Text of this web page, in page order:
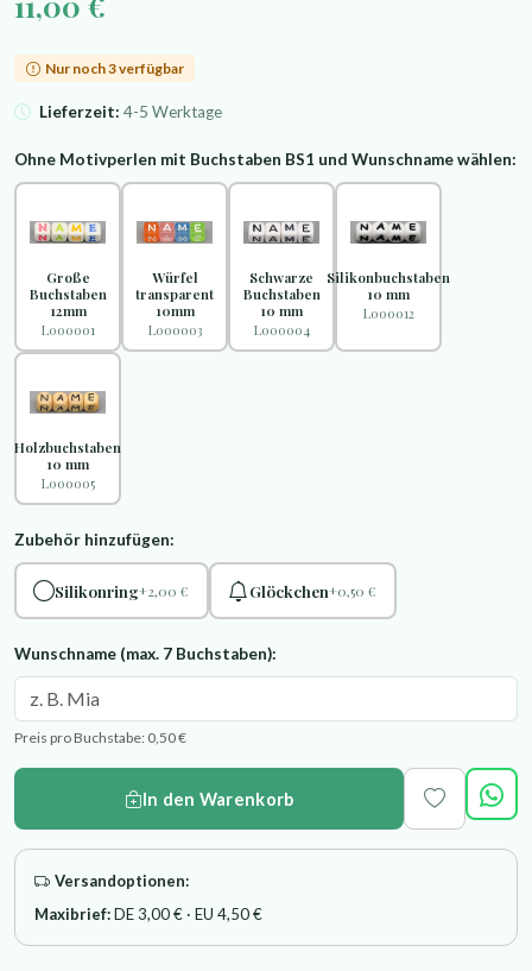
Nur noch 3 verfügbar
Lieferzeit: 4-5 Werktage
Ohne Motivperlen mit Buchstaben BS1 und Wunschname wählen:
Große
Buchstaben
12mm
L000001
Würfel
transparent
10mm
L000003
Schwarze
Buchstaben
10 mm
L000004
Silikonbuchstaben
10 mm
L000012
Holzbuchstaben
10 mm
L000005
Zubehör hinzufügen:
Silikonring+2,00 € Glöckchen+0,50 €
Wunschname (max. 7 Buchstaben):
Preis pro Buchstabe: 0,50 €
In den Warenkorb
Versandoptionen:
Maxibrief:DE 3,00 € · EU 4,50 €